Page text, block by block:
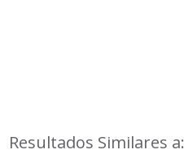
Resultados Similares a: